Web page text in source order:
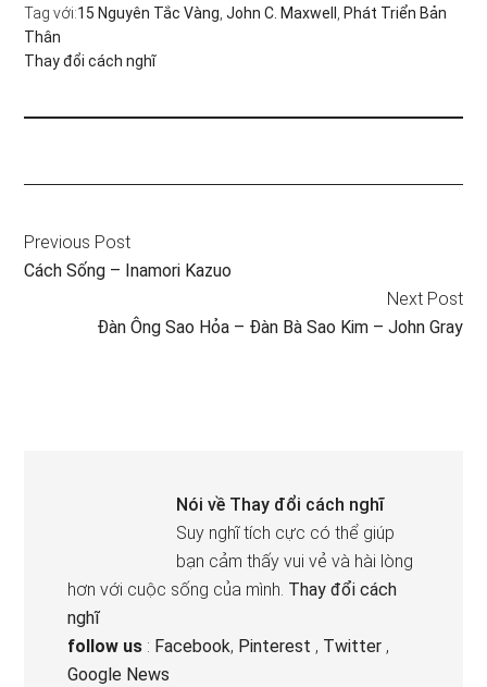
Tag với:15 Nguyên Tắc Vàng,John C. Maxwell , Phát Triển Bản
Thân
Thay đổi cách nghĩ
Previous Post
Cách Sống – Inamori Kazuo
Next Post
Đàn Ông Sao Hỏa – Đàn Bà Sao Kim – John Gray
Nói về Thay đổi cách nghĩ
Suy nghĩ tích cực có thể giúp
bạn cảm thấy vui vẻ và hài lòng
hơn với cuộc sống của mình. Thay đổi cách
nghĩ
follow us : Facebook, Pinterest , Twitter ,
Google News